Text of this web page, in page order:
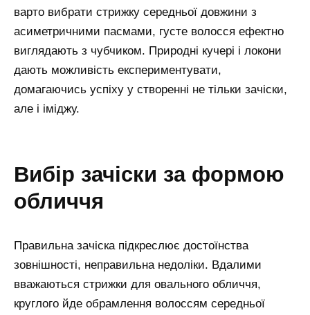
варто вибрати стрижку середньої довжини з
асиметричними пасмами, густе волосся ефектно
виглядають з чубчиком. Природні кучері і локони
дають можливість експериментувати,
домагаючись успіху у створенні не тільки зачіски,
але і іміджу.
вибір зачіски за формою
обличчя
Правильна зачіска підкреслює достоїнства
зовнішності, неправильна недоліки. Вдалими
вважаються стрижки для овального обличчя,
круглого йде обрамлення волоссям середньої